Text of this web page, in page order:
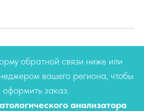
обратной связи ниже или
вашего региона, чтобы
оформить заказ.
анализатора